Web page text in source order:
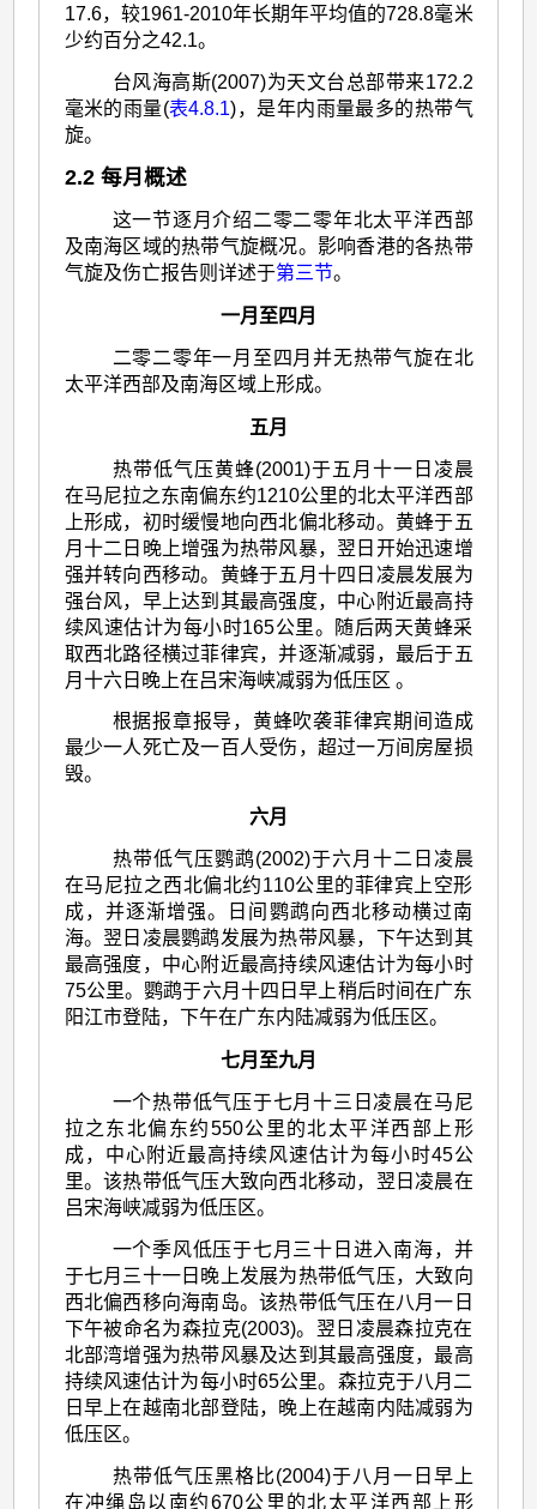
17.6，较1961-2010年长期年平均值的728.8毫米
少约百分之42.1。
台风海高斯(2007)为天文台总部带来172.2
毫米的雨量(表4.8.1)，是年内雨量最多的热带气
旋。
2.2 每月概述
这一节逐月介绍二零二零年北太平洋西部
及南海区域的热带气旋概况。影响香港的各热带
气旋及伤亡报告则详述于第三节。
一月至四月
二零二零年一月至四月并无热带气旋在北
太平洋西部及南海区域上形成。
五月
热带低气压黄蜂(2001)于五月十一日凌晨
在马尼拉之东南偏东约1210公里的北太平洋西部
上形成，初时缓慢地向西北偏北移动。黄蜂于五
月十二日晚上增强为热带风暴，翌日开始迅速增
强并转向西移动。黄蜂于五月十四日凌晨发展为
强台风，早上达到其最高强度，中心附近最高持
续风速估计为每小时165公里。随后两天黄蜂采
取西北路径横过菲律宾，并逐渐减弱，最后于五
月十六日晚上在吕宋海峡减弱为低压区 。
根据报章报导，黄蜂吹袭菲律宾期间造成
最少一人死亡及一百人受伤，超过一万间房屋损
毁。
六月
热带低气压鹦鹉(2002)于六月十二日凌晨
在马尼拉之西北偏北约110公里的菲律宾上空形
成，并逐渐增强。日间鹦鹉向西北移动横过南
海。翌日凌晨鹦鹉发展为热带风暴，下午达到其
最高强度，中心附近最高持续风速估计为每小时
75公里。鹦鹉于六月十四日早上稍后时间在广东
阳江市登陆，下午在广东内陆减弱为低压区。
七月至九月
一个热带低气压于七月十三日凌晨在马尼
拉之东北偏东约550公里的北太平洋西部上形
成，中心附近最高持续风速估计为每小时45公
里。该热带低气压大致向西北移动，翌日凌晨在
吕宋海峡减弱为低压区。
一个季风低压于七月三十日进入南海，并
于七月三十一日晚上发展为热带低气压，大致向
西北偏西移向海南岛。该热带低气压在八月一日
下午被命名为森拉克(2003)。翌日凌晨森拉克在
北部湾增强为热带风暴及达到其最高强度，最高
持续风速估计为每小时65公里。森拉克于八月二
日早上在越南北部登陆，晚上在越南内陆减弱为
低压区。
热带低气压黑格比(2004)于八月一日早上
在冲绳岛以南约670公里的北太平洋西部上形